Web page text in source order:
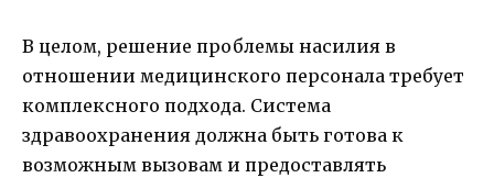
В целом, решение проблемы насилия в
отношении медицинского персонала требует
комплексного подхода. Система
здравоохранения должна быть готова к
возможным вызовам и предоставлять